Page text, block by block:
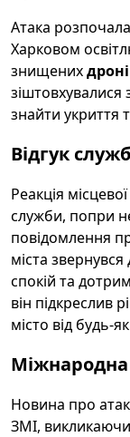
Атака
Харковом
знищених
зіштовхувалися
знайти укриття
Відгук
Реакція
служби, попри
повідомлення
міста звернувся
спокій та
він підкреслив
місто від будь-
Міжнародна
Новина про
ЗМІ,